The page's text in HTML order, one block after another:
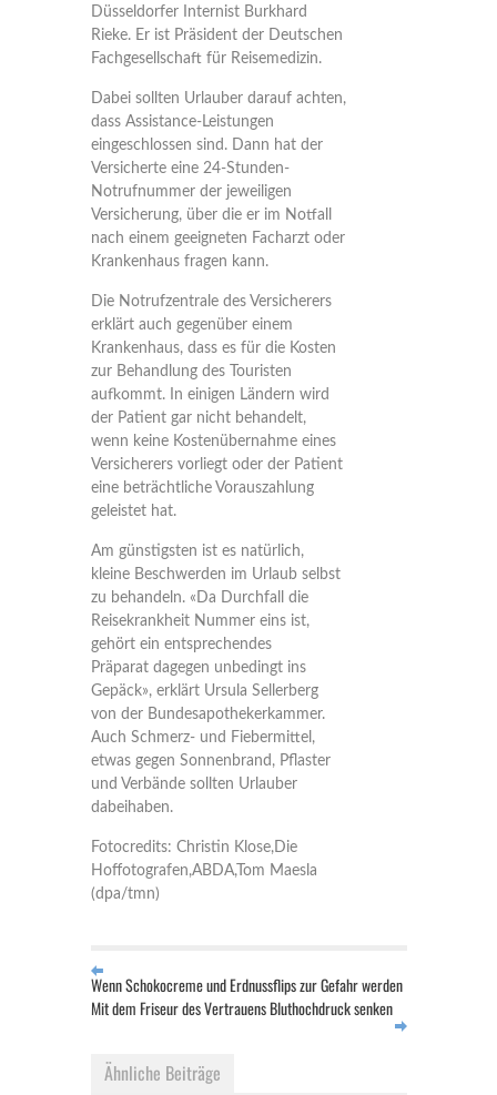
Düsseldorfer Internist Burkhard
Rieke. Er ist Präsident der Deutschen
Fachgesellschaft für Reisemedizin.
Dabei sollten Urlauber darauf achten,
dass Assistance-Leistungen
eingeschlossen sind. Dann hat der
Versicherte eine 24-Stunden-
Notrufnummer der jeweiligen
Versicherung, über die er im Notfall
nach einem geeigneten Facharzt oder
Krankenhaus fragen kann.
Die Notrufzentrale des Versicherers
erklärt auch gegenüber einem
Krankenhaus, dass es für die Kosten
zur Behandlung des Touristen
aufkommt. In einigen Ländern wird
der Patient gar nicht behandelt,
wenn keine Kostenübernahme eines
Versicherers vorliegt oder der Patient
eine beträchtliche Vorauszahlung
geleistet hat.
Am günstigsten ist es natürlich,
kleine Beschwerden im Urlaub selbst
zu behandeln. «Da Durchfall die
Reisekrankheit Nummer eins ist,
gehört ein entsprechendes
Präparat dagegen unbedingt ins
Gepäck», erklärt Ursula Sellerberg
von der Bundesapothekerkammer.
Auch Schmerz- und Fiebermittel,
etwas gegen Sonnenbrand, Pflaster
und Verbände sollten Urlauber
dabeihaben.
Fotocredits: Christin Klose,Die
Hoffotografen,ABDA,Tom Maesla
(dpa/tmn)
Wenn Schokocreme und Erdnussflips zur Gefahr werden
Mit dem Friseur des Vertrauens Bluthochdruck senken
Ähnliche Beiträge